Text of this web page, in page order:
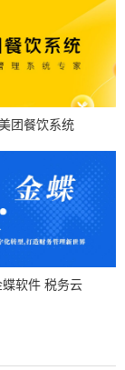
团餐饮系统
软件 税务云